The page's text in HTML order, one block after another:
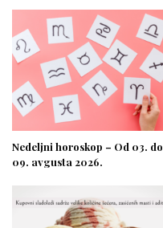
Nedeljni horoskop – Od 03. do
09. avgusta 2026.